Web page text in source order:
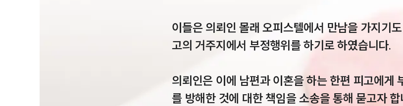
이들은 의뢰인 몰래 오피스텔에서 만남을 가지기
고의 거주지에서 부정행위를 하기로 하였습니다.
의뢰인은 이에 남편과 이혼을 하는 한편 피고에게
를 방해한 것에 대한 책임을 소송을 통해 묻고자 합